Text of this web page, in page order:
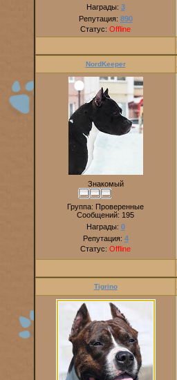
Награды: 3
Репутация: 890
Статус: Offline
NordKeeper
Знакомый
Группа: Проверенные
Сообщений: 195
Награды: 0
Репутация: 4
Статус: Offline
Tigrino